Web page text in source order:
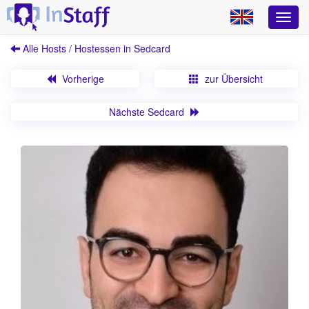
Alle Hosts / Hostessen in Sedcard
Vorherige zur Übersicht
Nächste Sedcard